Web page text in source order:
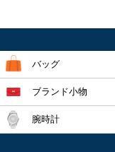
バッグ
ブランド小物
腕時計